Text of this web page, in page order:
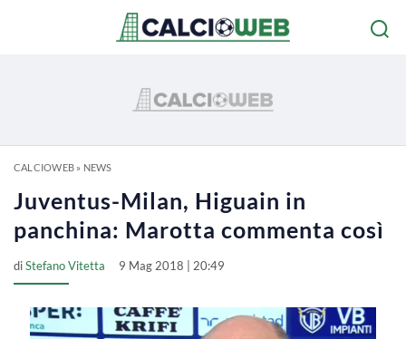
CALCIOWEB» NEWS
Juventus-Milan, Higuain in
panchina: Marotta commenta così
diStefano Vitetta 9 Mag 2018 | 20:49